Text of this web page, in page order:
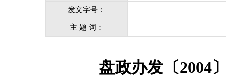
发文字号：
主 题 词：
盘政办发〔2004